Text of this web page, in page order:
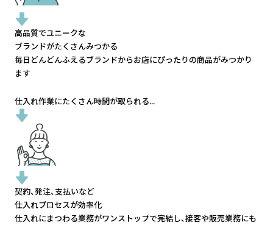
高品質でユニークな
ブランドがたくさんみつかる
毎日どんどんふえるブランドからお店にぴったりの商品がみつかり
ます
仕入れ作業にたくさん時間が取られる...
契約、発注、支払いなど
仕入れプロセスが効率化
仕入れにまつわる業務がワンストップで完結し、接客や販売業務にも